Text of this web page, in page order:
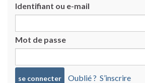
Identifiant ou e-mail
Mot de passe
Oublié ? S’inscrire